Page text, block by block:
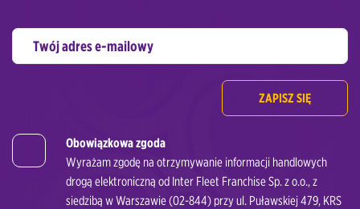
ZAPISZ SIĘ
Obowiązkowa zgoda
Wyrażam zgodę na otrzymywanie informacji handlowych
drogą elektroniczną od Inter Fleet Franchise Sp. z o.o., z
siedzibą w Warszawie (02-844) przy ul. Puławskiej 479, KRS